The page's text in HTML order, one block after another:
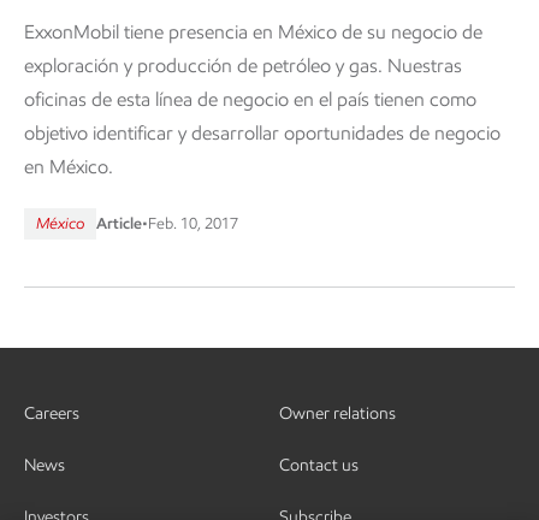
ExxonMobil tiene presencia en México de su negocio de
exploración y producción de petróleo y gas. Nuestras
oficinas de esta línea de negocio en el país tienen como
objetivo identificar y desarrollar oportunidades de negocio
en México.
México Article•Feb. 10, 2017
Careers
News
Owner relations
Contact us